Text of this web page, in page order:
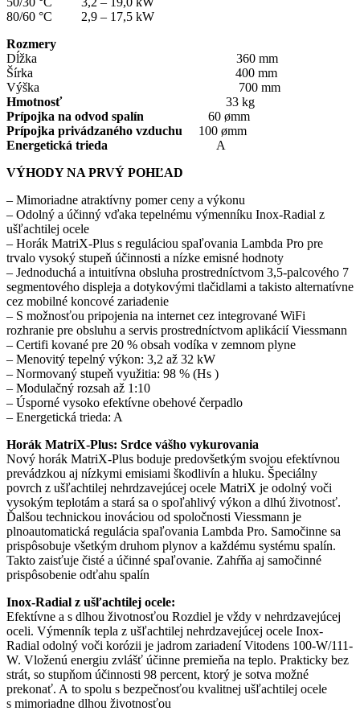
80/60 °C 2,9 – 17,5 kW
Rozmery
Dĺžka 360 mm
Šírka 400 mm
Výška 700 mm
Hmotnosť33 kg
Prípojka na odvod spalín 60 ømm
Prípojka privádzaného vzduchu 100 ømm
Energetická trieda A
VÝHODY NA PRVÝ POHĽAD
– Mimoriadne atraktívny pomer ceny a výkonu
– Odolný a účinný vďaka tepelnému výmenníku Inox-Radial z
ušľachtilej ocele
– Horák MatriX-Plus s reguláciou spaľovania Lambda Pro pre
trvalo vysoký stupeň účinnosti a nízke emisné hodnoty
– Jednoduchá a intuitívna obsluha prostredníctvom 3,5-palcového 7
segmentového displeja a dotykovými tlačidlami a takisto alternatívne
cez mobilné koncové zariadenie
– S možnosťou pripojenia na internet cez integrované WiFi
rozhranie pre obsluhu a servis prostredníctvom aplikácií Viessmann
– Certifi kované pre 20 % obsah vodíka v zemnom plyne
– Menovitý tepelný výkon: 3,2 až 32 kW
– Normovaný stupeň využitia: 98 % (Hs )
– Modulačný rozsah až 1:10
– Úsporné vysoko efektívne obehové čerpadlo
– Energetická trieda: A
Horák MatriX-Plus: Srdce vášho vykurovania
Nový horák MatriX-Plus boduje predovšetkým svojou efektívnou
prevádzkou aj nízkymi emisiami škodlivín a hluku. Špeciálny
povrch z ušľachtilej nehrdzavejúcej ocele MatriX je odolný voči
vysokým teplotám a stará sa o spoľahlivý výkon a dlhú životnosť.
Ďalšou technickou inováciou od spoločnosti Viessmann je
plnoautomatická regulácia spaľovania Lambda Pro. Samočinne sa
prispôsobuje všetkým druhom plynov a každému systému spalín.
Takto zaisťuje čisté a účinné spaľovanie. Zahŕňa aj samočinné
prispôsobenie odťahu spalín
Inox-Radial z ušľachtilej ocele:
Efektívne a s dlhou životnosťou Rozdiel je vždy v nehrdzavejúcej
oceli. Výmenník tepla z ušľachtilej nehrdzavejúcej ocele Inox-
Radial odolný voči korózii je jadrom zariadení Vitodens 100-W/111-
W. Vloženú energiu zvlášť účinne premieňa na teplo. Prakticky bez
strát, so stupňom účinnosti 98 percent, ktorý je sotva možné
prekonať. A to spolu s bezpečnosťou kvalitnej ušľachtilej ocele
s mimoriadne dlhou životnosťou